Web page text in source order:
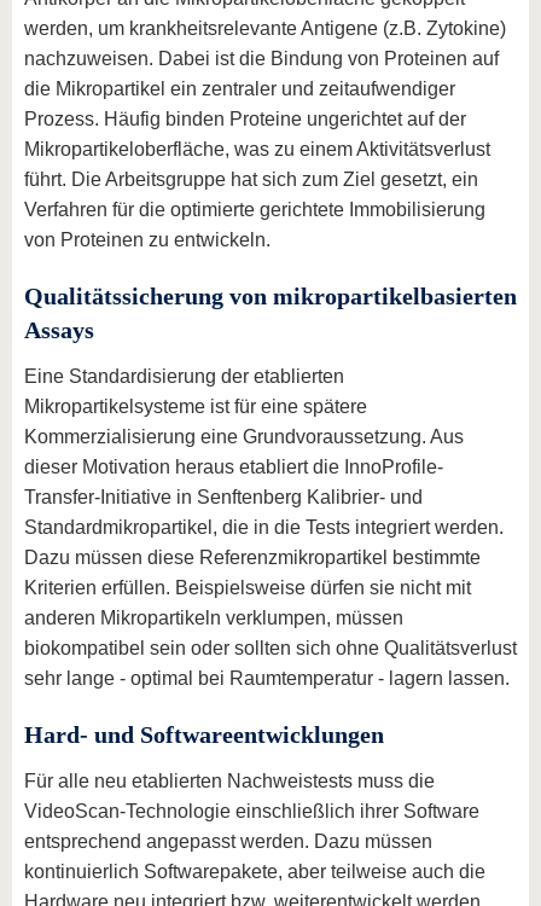
werden, um krankheitsrelevante Antigene (z.B. Zytokine)
nachzuweisen. Dabei ist die Bindung von Proteinen auf
die Mikropartikel ein zentraler und zeitaufwendiger
Prozess. Häufig binden Proteine ungerichtet auf der
Mikropartikeloberfläche, was zu einem Aktivitätsverlust
führt. Die Arbeitsgruppe hat sich zum Ziel gesetzt, ein
Verfahren für die optimierte gerichtete Immobilisierung
von Proteinen zu entwickeln.
Qualitätssicherung von mikropartikelbasierten
Assays
Eine Standardisierung der etablierten
Mikropartikelsysteme ist für eine spätere
Kommerzialisierung eine Grundvoraussetzung. Aus
dieser Motivation heraus etabliert die InnoProfile-
Transfer-Initiative in Senftenberg Kalibrier- und
Standardmikropartikel, die in die Tests integriert werden.
Dazu müssen diese Referenzmikropartikel bestimmte
Kriterien erfüllen. Beispielsweise dürfen sie nicht mit
anderen Mikropartikeln verklumpen, müssen
biokompatibel sein oder sollten sich ohne Qualitätsverlust
sehr lange - optimal bei Raumtemperatur - lagern lassen.
Hard- und Softwareentwicklungen
Für alle neu etablierten Nachweistests muss die
VideoScan-Technologie einschließlich ihrer Software
entsprechend angepasst werden. Dazu müssen
kontinuierlich Softwarepakete, aber teilweise auch die
Hardware neu integriert bzw. weiterentwickelt werden.